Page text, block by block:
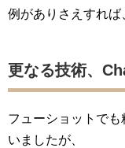
例がありさえすれば
更なる技術、
フューショットで
いましたが、